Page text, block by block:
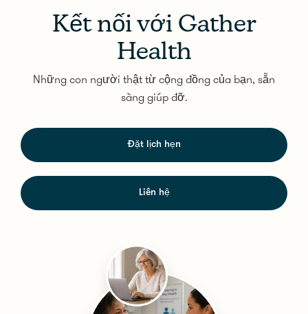
Kết nối với Gather
Health
Những con người thật từ cộng đồng của bạn, sẵn
sàng giúp đỡ.
Đặt lịch hẹn
Liên hệ